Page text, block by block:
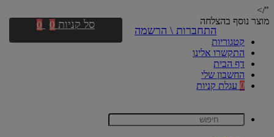
"/>
מוצר נוסף בהצלחה
קטגוריות
התקשרו אלינו
דף הבית
החשבון שלי
0 עגלת קניות
התחברות \ הרשמה סל קניות 0
0